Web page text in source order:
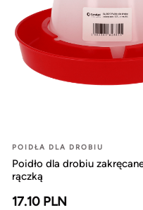
POIDŁA DLA DROBIU
Poidło dla drobiu
rączką
17.10 PLN